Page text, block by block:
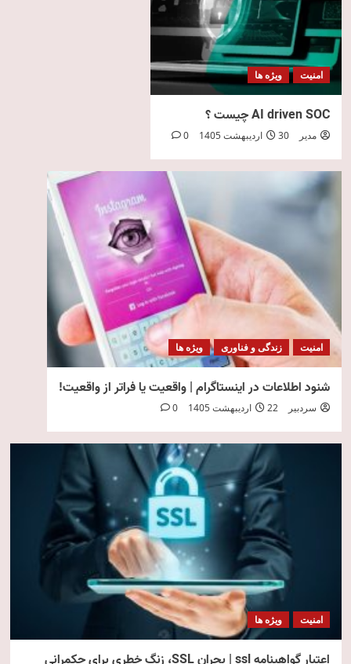
امنیت ویژه ها
AI driven SOC چیست ؟
مدیر 30 اردیبهشت 1405 0
امنیت زندگی و فناوری ویژه ها
شنود اطلاعات در اینستاگرام | واقعیت یا فراتر از واقعیت!
سردبیر 22 اردیبهشت 1405 0
امنیت ویژه ها